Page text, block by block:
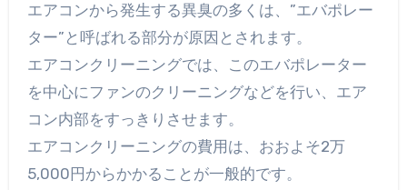
エアコンから発生する異臭の多くは、”エバポレー
ター”と呼ばれる部分が原因とされます。
エアコンクリーニングでは、このエバポレーター
を中心にファンのクリーニングなどを行い、エア
コン内部をすっきりさせます。
エアコンクリーニングの費用は、おおよそ2万
5,000円からかかることが一般的です。